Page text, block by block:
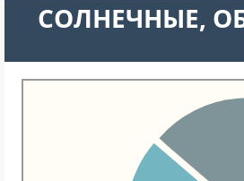
CОЛНЕЧНЫЕ,